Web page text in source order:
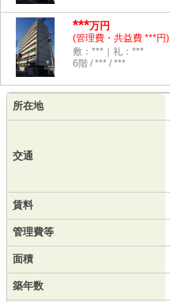
***万円
(管理費・共益費 ***円)
敷：***｜礼：***
6階 / *** / ***
所在地
交通
賃料
管理費等
面積
築年数